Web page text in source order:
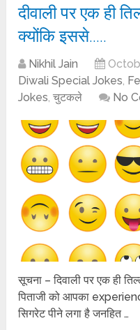
दीवाली पर एक ही
क्योंकि इससे…..
Nikhil Jain
Diwali Special Jokes,
Jokes,चुटकले No
सूचना – दिवाली पर एक ही
पिताजी को आपका
सिगरेट पीने लगा है जनहित …